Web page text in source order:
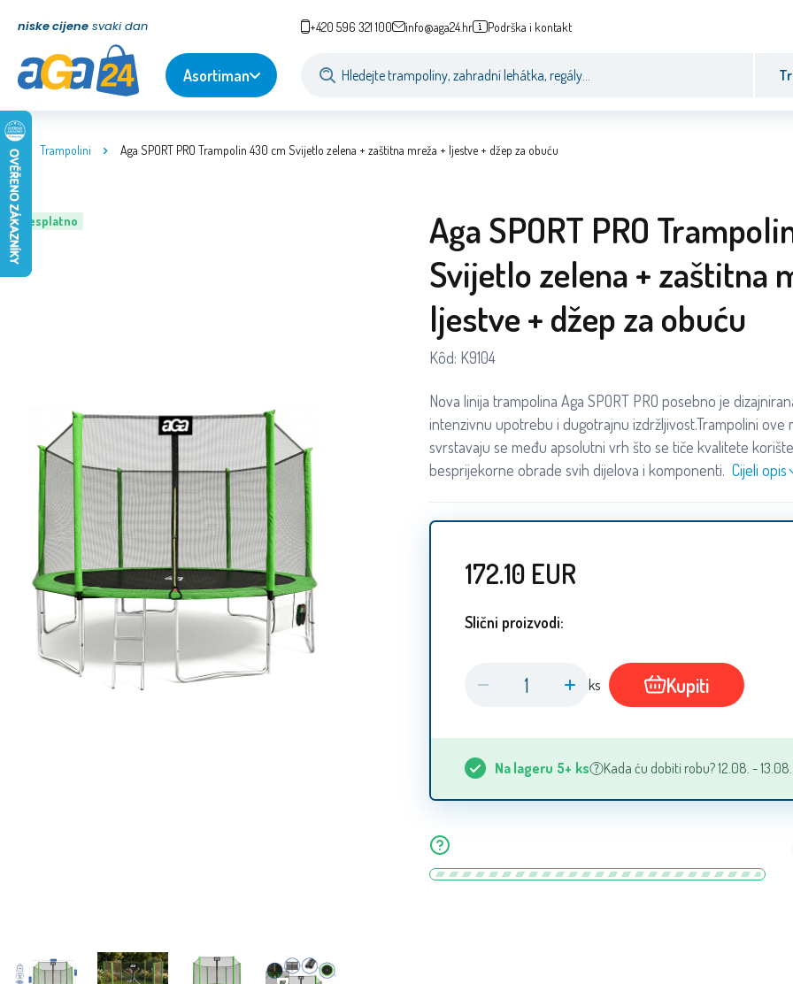
niske cijene svaki dan +420 596 321 100 info@aga24.hr Podrška i kontakt
Asortiman
Trampolini Aga SPORT PRO Trampolin 430 cm Svijetlo zelena + zaštitna mreža + ljestve + džep za obuću
Besplatno
Aga SPORT PRO
Svijetlo zelena + zaštitna
ljestve + džep za obuću
Kôd: K9104
Nova linija trampolina Aga SPORT PRO posebno je
intenzivnu upotrebu i dugotrajnu izdržljivost.Trampolini ove
svrstavaju se među apsolutni vrh što se tiče kvalitete
besprijekorne obrade svih dijelova i komponenti. Cijeli opis
172.10 EUR
Slični proizvodi:
ks Kupiti
Na lageru 5+ ks Kada ću dobiti robu? 12.08. - 13.08.